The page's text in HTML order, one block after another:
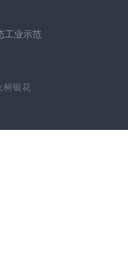
工业示范
树银花